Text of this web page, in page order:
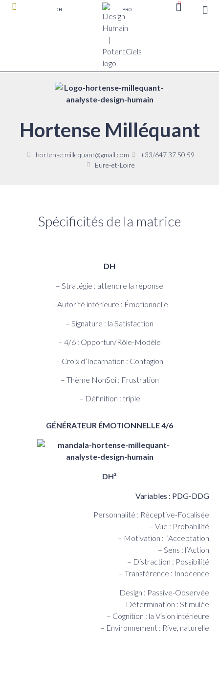
DH PRO
0
Hortense Milléquant
hortense.millequant@gmail.com
+33/647 37 50 59
Eure-et-Loire
Spécificités de la matrice
DH
– Stratégie : attendre la réponse
– Autorité intérieure : Émotionnelle
– Signature : la Satisfaction
– 4/6 : Opportun/Rôle-Modèle
– Croix d’Incarnation : Contagion
– Thème NonSoi : Frustration
– Définition : triple
GÉNÉRATEUR ÉMOTIONNELLE 4/6
DH²
Variables : PDG-DDG
Personnalité : Réceptive-Focalisée
– Vue : Probabilité
– Motivation : l’Acceptation
– Sens : l’Action
– Distraction : Possibilité
– Transférence : Innocence
Design : Passive-Observée
– Détermination : Stimulée
– Cognition : la Vision intérieure
– Environnement : Rive, naturelle